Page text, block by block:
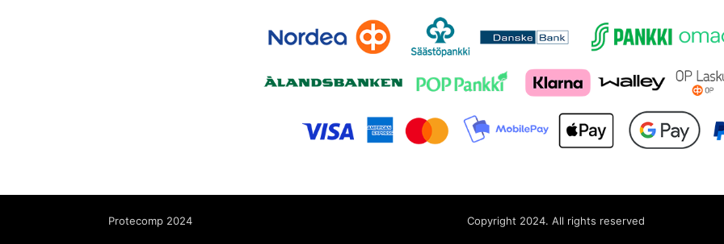
Protecomp 2024 Copyright 2024. All rights reserved